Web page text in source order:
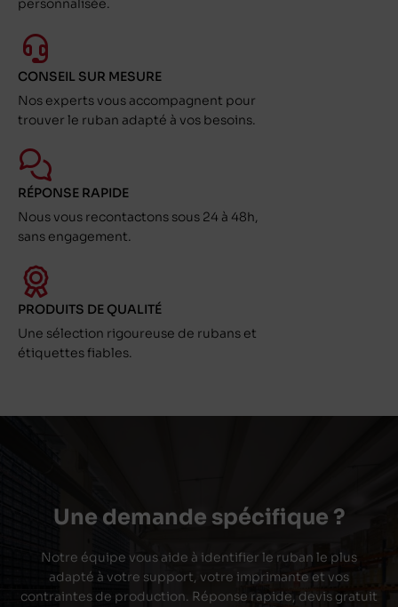
personnalisée.
CONSEIL SUR MESURE
Nos experts vous accompagnent pour
trouver le ruban adapté à vos besoins.
RÉPONSE RAPIDE
Nous vous recontactons sous 24 à 48h,
sans engagement.
PRODUITS DE QUALITÉ
Une sélection rigoureuse de rubans et
étiquettes fiables.
Une demande spécifique ?
Notre équipe vous aide à identifier le ruban le plus
adapté à votre support, votre imprimante et vos
contraintes de production. Réponse rapide, devis gratuit